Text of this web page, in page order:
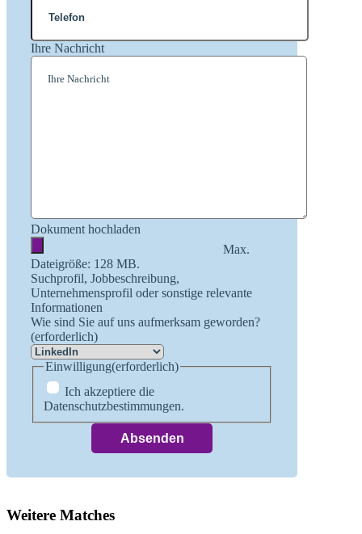
Ihre Nachricht
Dokument hochladen
Max.
Dateigröße: 128 MB.
Suchprofil, Jobbeschreibung,
Unternehmensprofil oder sonstige relevante
Informationen
Wie sind Sie auf uns aufmerksam geworden?
(erforderlich)
Einwilligung(erforderlich)
Ich akzeptiere die
Datenschutzbestimmungen.
Weitere Matches